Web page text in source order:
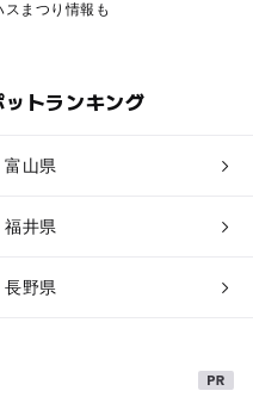
まつり情報も
トランキング
富山県
福井県
長野県